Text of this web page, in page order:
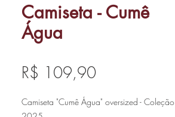
Camiseta - Cumê
Água
R$ 109,90Preço
Camiseta "Cumê Água" oversized - Coleção